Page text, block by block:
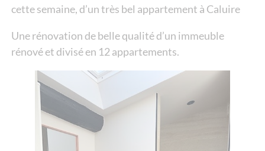
cette semaine, d’un très bel appartement à Caluire
Une rénovation de belle qualité d’un immeuble
rénové et divisé en 12 appartements.